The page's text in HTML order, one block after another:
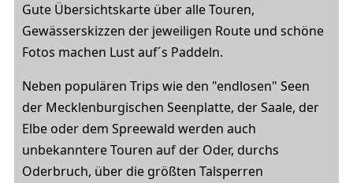
Gute Übersichtskarte über alle Touren,
Gewässerskizzen der jeweiligen Route und schöne
Fotos machen Lust auf´s Paddeln.
Neben populären Trips wie den "endlosen" Seen
der Mecklenburgischen Seenplatte, der Saale, der
Elbe oder dem Spreewald werden auch
unbekanntere Touren auf der Oder, durchs
Oderbruch, über die größten Talsperren